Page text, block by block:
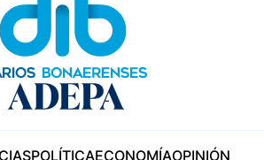
POLÍTICAECONOMÍAOPINIÓN